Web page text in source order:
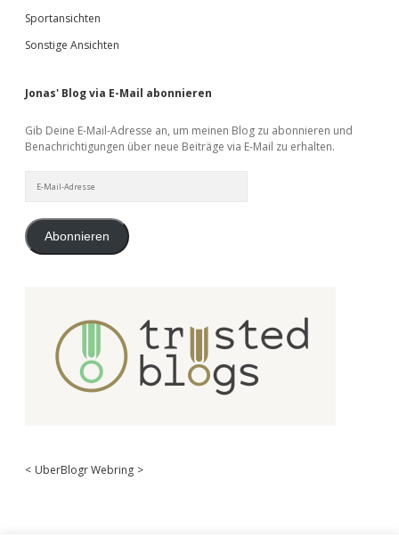
Sportansichten
Sonstige Ansichten
Jonas' Blog via E-Mail abonnieren
Gib Deine E-Mail-Adresse an, um meinen Blog zu abonnieren und
Benachrichtigungen über neue Beiträge via E-Mail zu erhalten.
Mail-
Abonnieren
< UberBlogr Webring >